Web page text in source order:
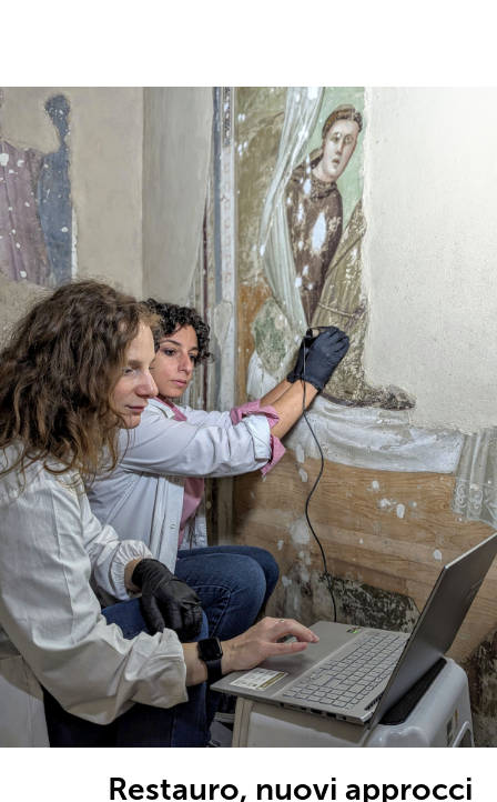
Restauro, nuovi approcci